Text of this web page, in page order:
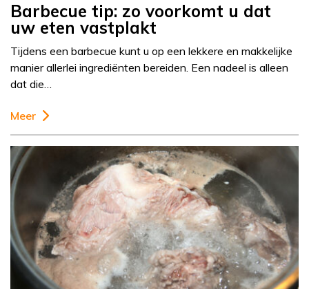
Barbecue tip: zo voorkomt u dat
uw eten vastplakt
Tijdens een barbecue kunt u op een lekkere en makkelijke
manier allerlei ingrediënten bereiden. Een nadeel is alleen
dat die…
Meer